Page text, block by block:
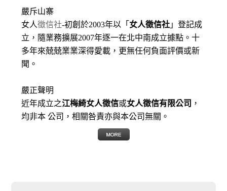
嚴斥山寨
女人徵信社-初創於2003年以「 女人徵信社 」登記成
立，隨業務擴展2007年逐一在北中南成立據點。十
多年來兢兢業業深得愛載，更無任何負面評價或新
聞。
嚴正聲明
近年成立之江梅綺女人徵信或女人徵信有限公司 ，
均非本 公司，相關咎責亦與本公司無關。